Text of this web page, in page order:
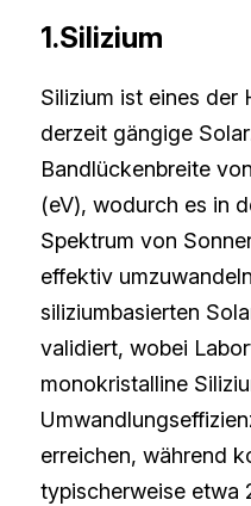
1.Silizium
Silizium ist eines der
derzeit gängige
Bandlückenbreite
(eV), wodurch es in
Spektrum von
effektiv
siliziumbasierten
validiert, wobei
monokristalline
erreichen, während
typischerweise etwa